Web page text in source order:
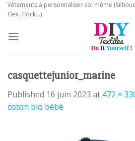
SkipVêtements à personnaliser soi même
Flex, Flock...)
casquettejunior_marine
Published 16 juin 2023 at 472 ×
coton bio bébé